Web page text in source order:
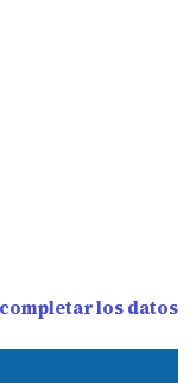
los datos